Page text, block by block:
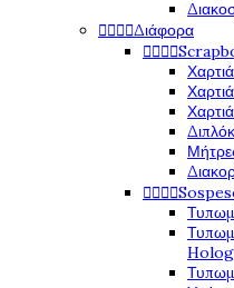
Διάφορα

